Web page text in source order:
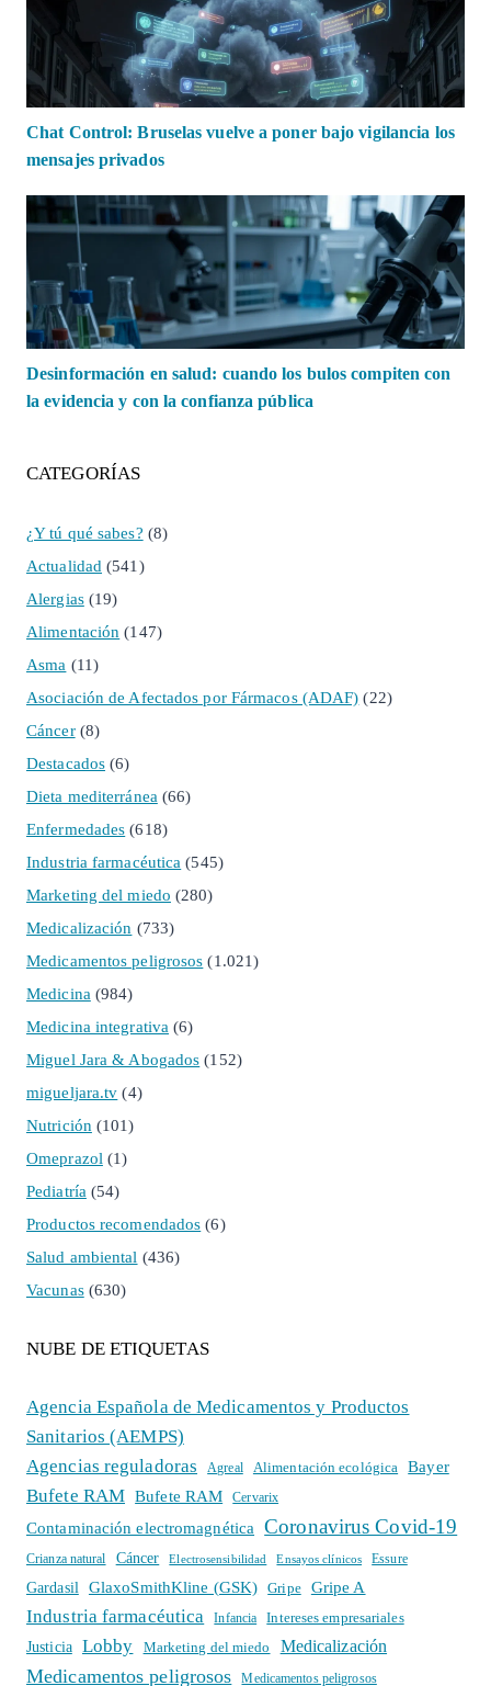
Chat Control: Bruselas vuelve a poner bajo vigilancia los
mensajes privados
Desinformación en salud: cuando los bulos compiten con
la evidencia y con la confianza pública
CATEGORÍAS
¿Y tú qué sabes? (8)
Actualidad (541)
Alergias(19)
Alimentación (147)
Asma (11)
Asociación de Afectados por Fármacos (ADAF) (22)
Cáncer(8)
Destacados (6)
Dieta mediterránea (66)
Enfermedades (618)
Industria farmacéutica (545)
Marketing del miedo (280)
Medicalización (733)
Medicamentos peligrosos (1.021)
Medicina (984)
Medicina integrativa (6)
Miguel Jara & Abogados (152)
migueljara.tv (4)
Nutrición (101)
Omeprazol (1)
Pediatría (54)
Productos recomendados (6)
Salud ambiental (436)
Vacunas(630)
NUBE DE ETIQUETAS
Agencia Española de Medicamentos y Productos
Sanitarios (AEMPS)
Agencias reguladoras
Agreal Alimentación ecológica Bayer
Bufete RAM Bufete RAM Cervarix
Contaminación electromagnética Coronavirus Covid-19
Crianza natural Cáncer Electrosensibilidad Ensayos clínicos Essure
Gardasil GlaxoSmithKline (GSK) Gripe Gripe A
Industria farmacéutica Infancia
Intereses empresariales
Justicia
Lobby Marketing del miedo Medicalización
Medicamentos peligrosos Medicamentos peligrosos